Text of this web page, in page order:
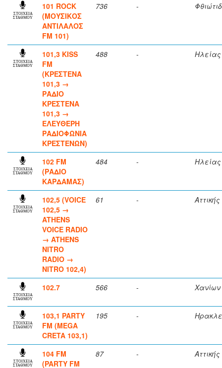
ΣΤΟΙΧΕΙΑ
ΣΤΑΘΜΟΥ
101 ROCK
(ΜΟΥΣΙΚΟΣ
ΑΝΤΙΛΑΛΟΣ
FM 101)
736 -
ΣΤΟΙΧΕΙΑ
ΣΤΑΘΜΟΥ
101,3 KISS
FM
(ΚΡΕΣΤΕΝΑ
101,3 →
ΡΑΔΙΟ
ΚΡΕΣΤΕΝΑ
101,3 →
ΕΛΕΥΘΕΡΗ
ΡΑΔΙΟΦΩΝΙΑ
ΚΡΕΣΤΕΝΩΝ)
488 - Ηλείας
ΣΤΟΙΧΕΙΑ
ΣΤΑΘΜΟΥ
102 FM
(ΡΑΔΙΟ
ΚΑΡΔΑΜΑΣ)
484 - Ηλείας
ΣΤΟΙΧΕΙΑ
ΣΤΑΘΜΟΥ
102,5 (VOICE
102,5 →
ATHENS
VOICE RADIO
→ ATHENS
NITRO
RADIO →
NITRO 102,4)
61 - Αττικής
ΣΤΟΙΧΕΙΑ
ΣΤΑΘΜΟΥ
102.7 566 - Χανίων
ΣΤΟΙΧΕΙΑ
ΣΤΑΘΜΟΥ
103,1 PARTY
FM (MEGA
CRETA 103,1)
195 -
ΣΤΟΙΧΕΙΑ
ΣΤΑΘΜΟΥ
104 FM
(PARTY FM
87 - Αττικής